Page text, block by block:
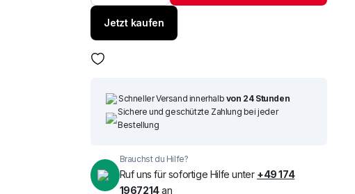
Menge
Jetzt kaufen
Schneller Versand innerhalb von 24 Stunden
Sichere und geschützte Zahlung bei jeder
Bestellung
Brauchst du Hilfe?
Ruf uns für sofortige Hilfe unter +49 174
1967214an